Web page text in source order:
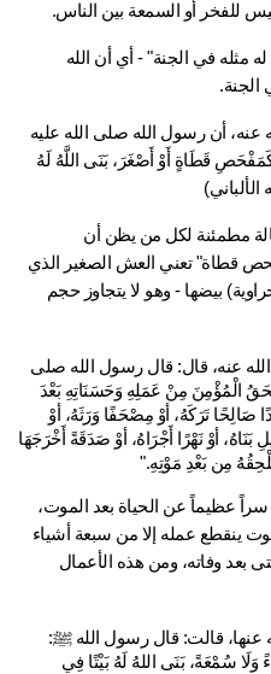
أو السمعة بين الناس.
والجزاء مقابل هذا العمل هو "بنى الله له مثله في الجنة" - أي أن الله
ما روي عن جابر بن عبد الله رضي الله عنه، أن رسول الله صلى الله عليه
وسلم قال: "مَنْ بَنَى لِلَّهِ مَسْجِدًا، وَلَوْ كَمَفْحَصِ قَطَاةٍ أَوْ أَصْغَرَ، بَنَى اللَّهُ لَهُ
شرح الحديث: هذا الحديث يحمل رسالة مطمئنة لكل من يظن أن
تضع فيه القطاة (نوع من الطيور الصحراوية) بيضها - وهو لا يتجاوز حجم
ما روي عن أبي هريرة رضي الله عنه، قال: قال رسول الله صلى
الله عليه وسلم: "إِنَّ مِنْ مَا يَلْحَقُ الْمُؤْمِنَ مِنْ عَمَلِهِ وَحَسَنَاتِهِ بَعْدَ
مَوْتِهِ: عَلَمًا عَلَّمَهُ ونَشَرَهُ، وولَدًا صَالِحًا تَرَكَهُ، أوْ مِصْحَفًا وَرَثَهُ، أوْ
مَسْجِدًا بَنَاهُ، أوْ بَيْتًا لِابْنِ السَّبِيلِ بَنَاهُ، أوْ نَهْرًا أَجْرَاهُ، أوْ صَدَقَةً أَخْرَجَهَا
مِن بَعْدِ مَوْتِهِ."
شرح الحديث: هذا الحديث يكشف لنا سراً عظيماً عن الحياة بعد الموت،
فالنبي ﷺ يخبرنا أن الإنسان عندما يموت ينقطع عمله إلا من سبعة أشياء
تستمر في إعطائه الحسنات والأجر حتى بعد وفاته، ومن هذه الأعمال
ما روي  عن عائشة رضي الله عنها، قالت: قال رسول الله ﷺ:
"مَنْ بَنَى مَسْجِدًا لا يُرِيدُ بِهِ رِيَاءً وَلَا سُمْعَةً، بَنَى اللهُ لَهُ بَيْتًا فِي